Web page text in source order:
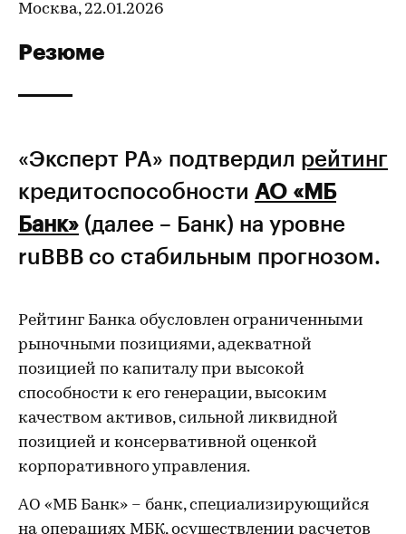
Москва, 22.01.2026
Резюме
«Эксперт РА» подтвердил рейтинг
кредитоспособности АО «МБ
Банк» (далее – Банк) на уровне
ruBBВ со стабильным прогнозом.
Рейтинг Банка обусловлен ограниченными
рыночными позициями, адекватной
позицией по капиталу при высокой
способности к его генерации, высоким
качеством активов, сильной ликвидной
позицией и консервативной оценкой
корпоративного управления.
АО «МБ Банк» – банк, специализирующийся
на операциях МБК, осуществлении расчетов